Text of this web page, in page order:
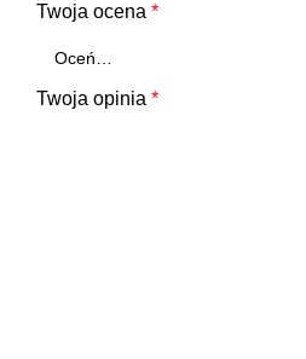
Twoja ocena *
Twoja opinia *